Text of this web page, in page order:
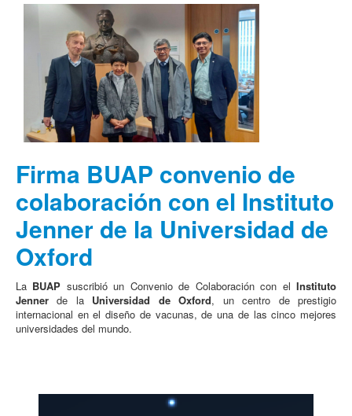
Firma BUAP convenio de
colaboración con el Instituto
Jenner de la Universidad de
Oxford
La BUAP suscribió un Convenio de Colaboración con elInstituto
Jenner de la Universidad de Oxford, un centro de prestigio
internacional en el diseño de vacunas, de una de las cinco mejores
universidades del mundo.